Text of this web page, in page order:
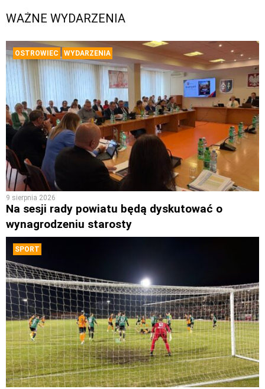
WAŻNE WYDARZENIA
OSTROWIEC WYDARZENIA
9 sierpnia 2026
Na sesji rady powiatu będą dyskutować o
wynagrodzeniu starosty
SPORT